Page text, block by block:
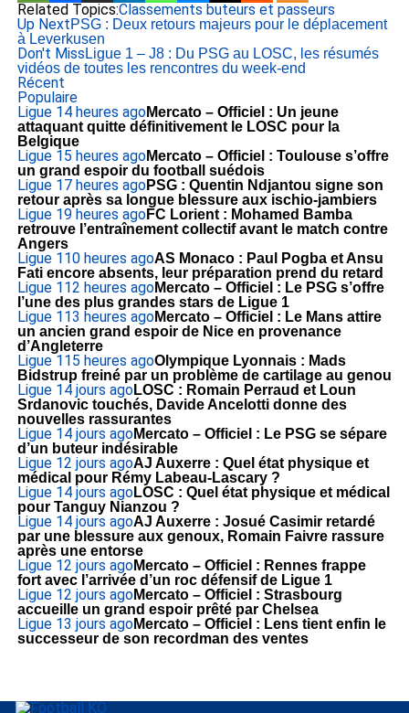
Related Topics:Classements buteurs et passeurs
Up NextPSG : Deux retours majeurs pour le déplacement
à Leverkusen
Don't Miss Ligue 1 – J8 : Du PSG au LOSC, les résumés
vidéos de toutes les rencontres du week-end
Récent
Populaire
Ligue 14 heures agoMercato – Officiel : Un jeune
attaquant quitte définitivement le LOSC pour la
Belgique
Ligue 15 heures agoMercato – Officiel : Toulouse s’offre
un grand espoir du football suédois
Ligue 17 heures agoPSG : Quentin Ndjantou signe son
retour après sa longue blessure aux ischio-jambiers
Ligue 19 heures agoFC Lorient : Mohamed Bamba
retrouve l’entraînement collectif avant le match contre
Angers
Ligue 110 heures agoAS Monaco : Paul Pogba et Ansu
Fati encore absents, leur préparation prend du retard
Ligue 112 heures agoMercato – Officiel : Le PSG s’offre
l’une des plus grandes stars de Ligue 1
Ligue 113 heures agoMercato – Officiel : Le Mans attire
un ancien grand espoir de Nice en provenance
d’Angleterre
Ligue 115 heures agoOlympique Lyonnais : Mads
Bidstrup freiné par un problème de cartilage au genou
Ligue 14 jours agoLOSC : Romain Perraud et Loun
Srdanovic touchés, Davide Ancelotti donne des
nouvelles rassurantes
Ligue 14 jours agoMercato – Officiel : Le PSG se sépare
d’un buteur indésirable
Ligue 12 jours agoAJ Auxerre : Quel état physique et
médical pour Rémy Labeau-Lascary ?
Ligue 14 jours agoLOSC : Quel état physique et médical
pour Tanguy Nianzou ?
Ligue 14 jours agoAJ Auxerre : Josué Casimir retardé
par une blessure aux genoux, Romain Faivre rassure
après une entorse
Ligue 12 jours agoMercato – Officiel : Rennes frappe
fort avec l’arrivée d’un roc défensif de Ligue 1
Ligue 12 jours agoMercato – Officiel : Strasbourg
accueille un grand espoir prêté par Chelsea
Ligue 13 jours agoMercato – Officiel : Lens tient enfin le
successeur de son recordman des ventes